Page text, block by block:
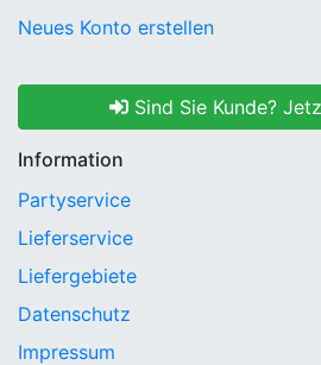
Neues Konto erstellen
Sind Sie Kunde?
Information
Partyservice
Lieferservice
Liefergebiete
Datenschutz
Impressum